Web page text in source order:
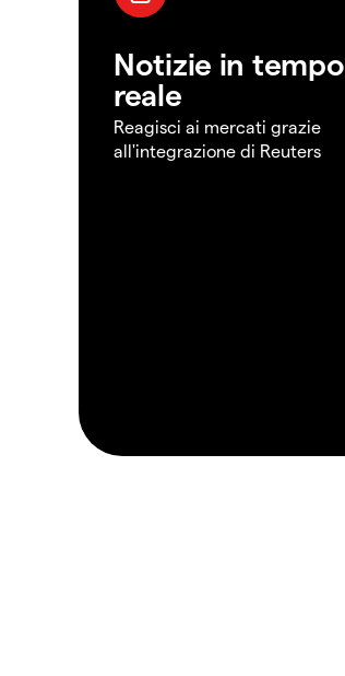
Notizie in tempo
reale
Reagisci ai mercati grazie
all'integrazione di Reuters